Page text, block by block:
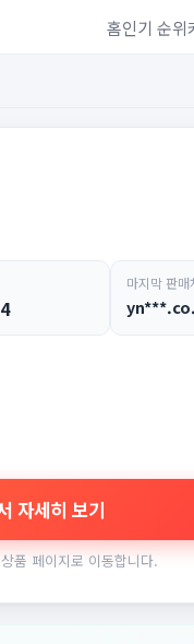
홈인기 순위
마지막 판매
자세히 보기
품 페이지로 이동합니다.